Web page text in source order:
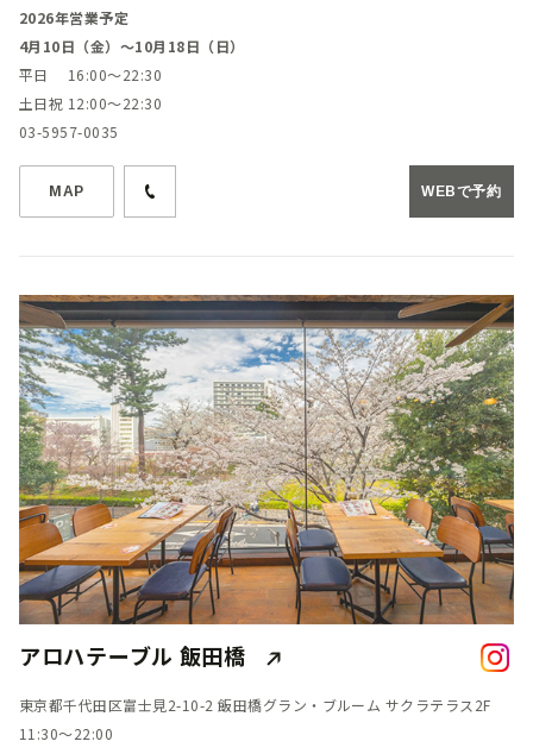
2026年営業予定
4月10日（金）～10月18日（日）
平日 16:00～22:30
土日祝 12:00～22:30
03-5957-0035
MAP WEBで予約
アロハテーブル 飯田橋
東京都千代田区富士見2-10-2 飯田橋グラン・ブルーム サクラテラス2F
11:30～22:00